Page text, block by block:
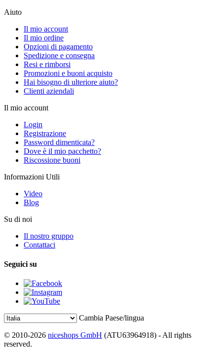
Aiuto
Il mio account
Il mio ordine
Opzioni di pagamento
Spedizione e consegna
Resi e rimborsi
Promozioni e buoni acquisto
Hai bisogno di ulteriore aiuto?
Clienti aziendali
Il mio account
Login
Registrazione
Password dimenticata?
Dove è il mio pacchetto?
Riscossione buoni
Informazioni Utili
Video
Blog
Su di noi
Il nostro gruppo
Contattaci
Seguici su
Cambia Paese/lingua
© 2010-2026 niceshops GmbH (ATU63964918) - All rights
reserved.